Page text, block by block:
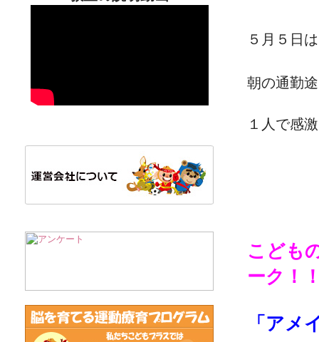
５月５日
朝の通勤
１人で感
こども
ーク！
「アメ